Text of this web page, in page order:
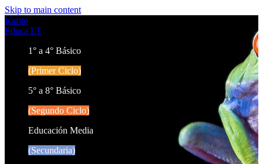
Skip to main content
Icarito
Educa LT
1° a 4° Básico
(Primer Ciclo)
5° a 8° Básico
(Segundo Ciclo)
Educación Media
(Secundaria)